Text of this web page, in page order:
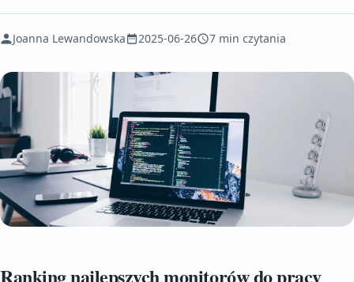
Joanna Lewandowska 2025-06-26 7 min czytania
Ranking najlepszych monitorów do pracy